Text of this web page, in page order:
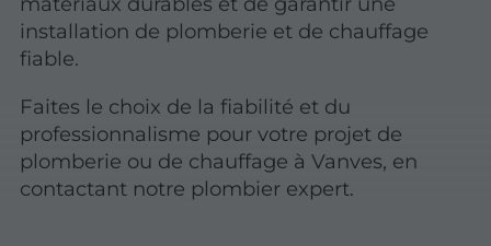
installation de plomberie et de chauffage
fiable.
Faites le choix de la fiabilité et du
professionnalisme pour votre projet de
plomberie ou de chauffage à Vanves, en
contactant notre plombier expert.